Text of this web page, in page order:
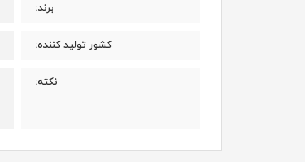
برند:
کشور تولید کننده:
نکته: